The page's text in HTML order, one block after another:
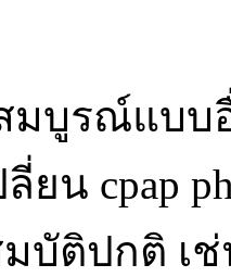
บูรณ์แบบอื่
ยน cpap
บัติปกติ เ